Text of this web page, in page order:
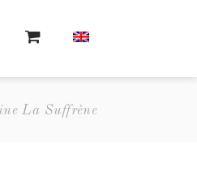
La Suffrène